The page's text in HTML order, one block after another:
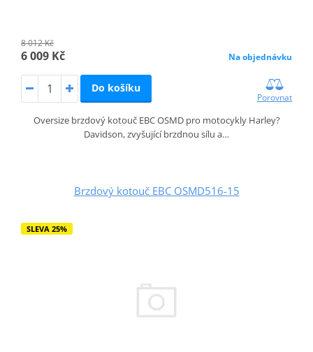
8 012 Kč
6 009 Kč Na objednávku
Do košíku
Porovnat
Oversize brzdový kotouč EBC OSMD pro motocykly Harley?
Davidson, zvyšující brzdnou sílu a…
Brzdový kotouč EBC OSMD516-15
SLEVA 25%